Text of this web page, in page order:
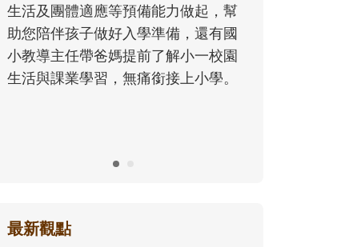
生活及團體適應等預備能力做起，幫
助您陪伴孩子做好入學準備，還有國
小教導主任帶爸媽提前了解小一校園
生活與課業學習，無痛銜接上小學。
最新觀點